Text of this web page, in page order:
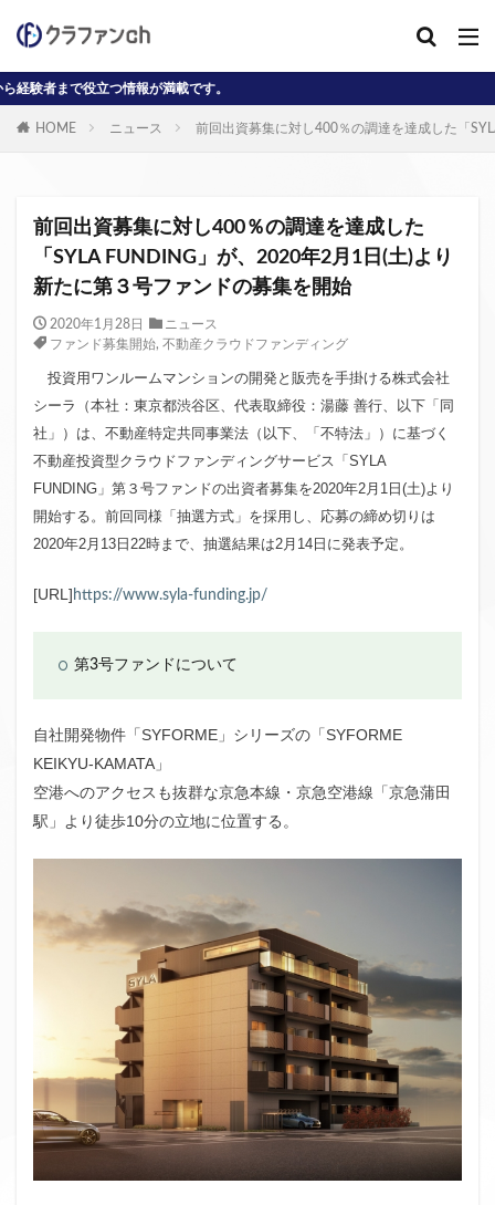
載です。
HOME ニュース 前回出資募集に対し400％の調達を達成した「
前回出資募集に対し400％の調達を達成した
「SYLA FUNDING」が、2020年2月1日(土)より
新たに第３号ファンドの募集を開始
2020年1月28日
ニュース
ファンド募集開始, 不動産クラウドファンディング
投資用ワンルームマンションの開発と販売を手掛ける株式会社
シーラ（本社：東京都渋谷区、代表取締役：湯藤 善行、以下「同
社」）は、不動産特定共同事業法（以下、「不特法」）に基づく
不動産投資型クラウドファンディングサービス「SYLA
FUNDING」第３号ファンドの出資者募集を2020年2月1日(土)より
開始する。前回同様「抽選方式」を採用し、応募の締め切りは
2020年2月13日22時まで、抽選結果は2月14日に発表予定。
[URL] https://www.syla-funding.jp/
第3号ファンドについて
自社開発物件「SYFORME」シリーズの「SYFORME
KEIKYU-KAMATA」
空港へのアクセスも抜群な京急本線・京急空港線「京急蒲田
駅」より徒歩10分の立地に位置する。
カテゴリー
AD J-reit reit インタビュー動画
クラウドファンディングコラム
クラウファンディングコラム ソーシャル
デジタル証券 ニュース
不動産クラウドファンディング・オブ・ザ・イヤー
不動産クラウドファンディング協会 不特法
事業者向け
投資家向け 系統用蓄電池
クラウドファンディング事業
クラウドファンディング新規参入
小規模不動産特定共同事業 事業者一覧
市場調査 セミナー アンケート
特例事業 CrowdShip Lending
ソーシャルレンディング
サービス一覧 インタビュー サービス提供開始
ファンド募集完了 登録受付開始 買取保証
クラウドクレジット
投資型クラウドファンディング システム提供開始
運用実績 セキュリティトークン
日本不動産クラウドファンディング協会
検索